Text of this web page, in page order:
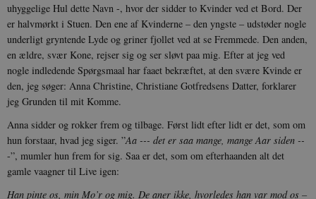
uhyggelige Hul dette Navn -, hvor der sidder to Kvinder ved et Bord. Der
er halvmørkt i Stuen. Den ene af Kvinderne – den yngste – udstøder nogle
underligt gryntende Lyde og griner fjollet ved at se Fremmede. Den anden,
en ældre, svær Kone, rejser sig og ser sløvt paa mig. Efter at jeg ved
nogle indledende Spørgsmaal har faaet bekræftet, at den svære Kvinde er
den, jeg søger: Anna Christine, Christiane Gotfredsens Datter, forklarer
jeg Grunden til mit Komme.
Anna sidder og rokker frem og tilbage. Først lidt efter lidt er det, som om
hun forstaar, hvad jeg siger. ”Aa --- det er saa mange, mange Aar siden --
-”, mumler hun frem for sig. Saa er det, som om efterhaanden alt det
gamle vaagner til Live igen:
Han pinte os, min Mo’r og mig. De aner ikke, hvorledes han var mod os –